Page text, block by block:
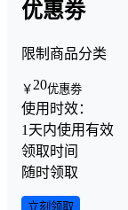
优惠劵
限制商品分类
￥ 20优惠劵
使用时效：
1天内使用有效
领取时间
随时领取
立刻领取